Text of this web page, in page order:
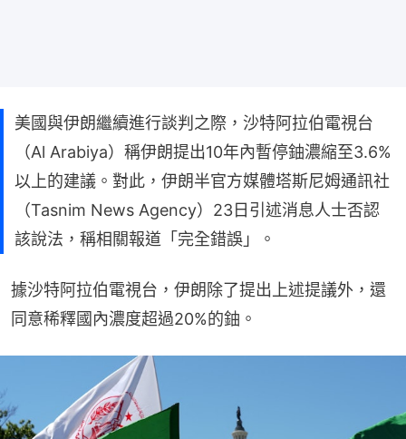
美國與伊朗繼續進行談判之際，沙特阿拉伯電視台
（Al Arabiya）稱伊朗提出10年內暫停鈾濃縮至3.6%
以上的建議。對此，伊朗半官方媒體塔斯尼姆通訊社
（Tasnim News Agency）23日引述消息人士否認
該說法，稱相關報道「完全錯誤」。
據沙特阿拉伯電視台，伊朗除了提出上述提議外，還
同意稀釋國內濃度超過20%的鈾。